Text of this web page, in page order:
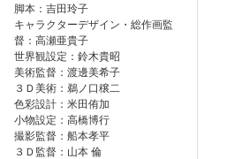
脚本：吉田玲子
キャラクターデザイン・総作画監
督：高瀬亜貴子
世界観設定：鈴木貴昭
美術監督：渡邊美希子
３Ｄ美術：鵜ノ口穣二
色彩設計：米田侑加
小物設定：高橋博行
撮影監督：船本孝平
３Ｄ監督：山本 倫